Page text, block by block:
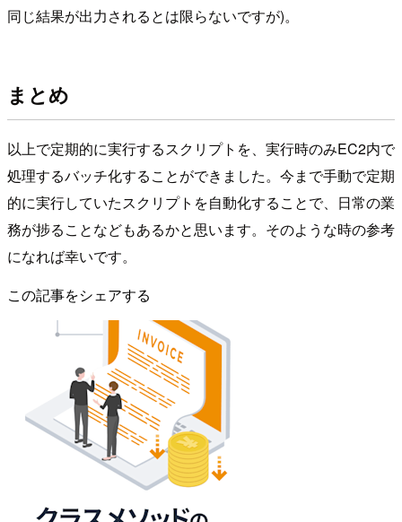
同じ結果が出力されるとは限らないですが)。
まとめ
以上で定期的に実行するスクリプトを、実行時のみEC2内で
処理するバッチ化することができました。今まで手動で定期
的に実行していたスクリプトを自動化することで、日常の業
務が捗ることなどもあるかと思います。そのような時の参考
になれば幸いです。
この記事をシェアする